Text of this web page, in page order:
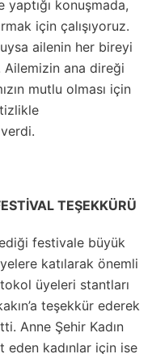
yaptığı konuşmada,
için çalışıyoruz.
ailenin her bireyi
ana direği
mutlu olması için
TEŞEKKÜRÜ
festivale büyük
katılarak önemli
üyeleri stantları
teşekkür ederek
Anne Şehir Kadın
eden kadınlar için ise